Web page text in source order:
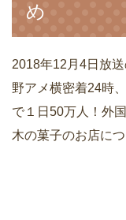
め
2018年12月4日放
野アメ横密着24時
で１日50万人！外
木の菓子のお店に